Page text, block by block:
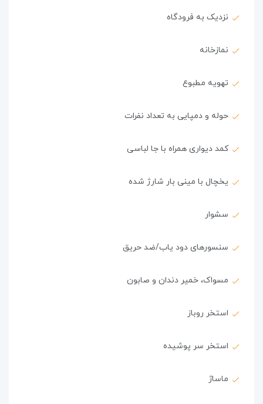
نزدیک به فرودگاه
نمازخانه
تهویه مطبوع
حوله و دمپایی به تعداد نفرات
کمد دیواری همراه با جا لباسی
یخچال با مینی بار شارژ شده
سشوار
سنسورهای دود یاب/ضد حریق
مسواک، خمیر دندان و صابون
استخر روباز
استخر سر پوشیده
ماساژ